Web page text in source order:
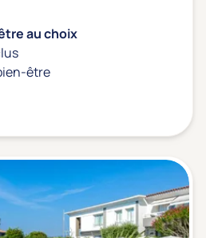
au choix
être